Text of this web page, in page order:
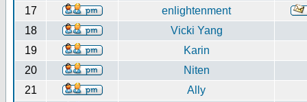
17
enlightenment
18
Vicki Yang
19
Karin
20
Niten
21
Ally